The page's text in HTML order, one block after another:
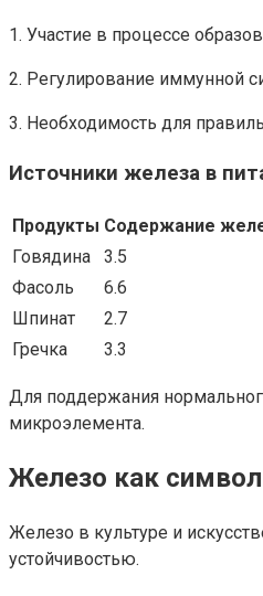
1. Участие в процессе
2. Регулирование иммунной
3. Необходимость для
Источники железа в
Продукты Содержание
Говядина
3.5
Фасоль
6.6
Шпинат
2.7
Гречка
3.3
Для поддержания
микроэлемента.
Железо как символ
Железо в культуре и
устойчивостью.